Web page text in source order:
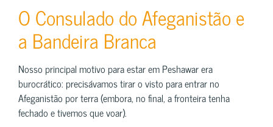
O Consulado do Afeganistão e
a Bandeira Branca
Nosso principal motivo para estar em Peshawar era
burocrático: precisávamos tirar o visto para entrar no
Afeganistão por terra (embora, no final, a fronteira tenha
fechado e tivemos que voar).